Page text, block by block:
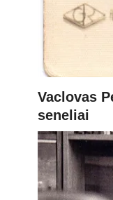
Vaclovas
seneliai